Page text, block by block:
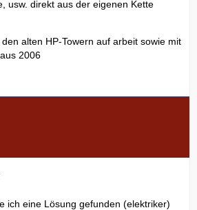
usw. direkt aus der eigenen Kette
alten HP-Towern auf arbeit sowie mit
2006
ich eine Lösung gefunden (elektriker)